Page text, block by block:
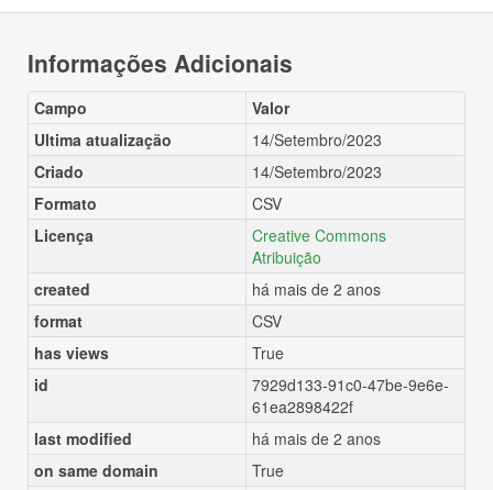
Informações Adicionais
Campo
Valor
Ultima atualização
14/Setembro/2023
Criado
14/Setembro/2023
Formato
CSV
Licença
Creative Commons
Atribuição
created
há mais de 2 anos
format
CSV
has views
True
id
7929d133-91c0-47be-9e6e-
61ea2898422f
last modified
há mais de 2 anos
on same domain
True